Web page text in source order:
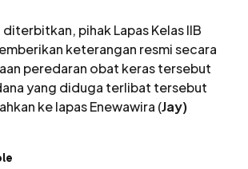
pihak Lapas Kelas IIB
keterangan resmi secara
peredaran obat keras tersebut
yang diduga terlibat tersebut
ke lapas Enewawira (Jay)